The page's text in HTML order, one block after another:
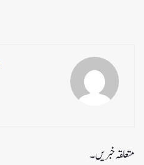
متعلقہ خبریں۔